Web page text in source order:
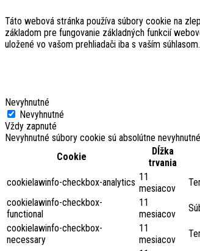
Táto webová stránka používa súbory cookie na
základom pre fungovanie základných funkcií
uložené vo vašom prehliadači iba s vaším
Nevyhnutné
Nevyhnutné
Vždy zapnuté
Nevyhnutné súbory cookie sú absolútne
Cookie
Dĺžka
trvania
cookielawinfo-checkbox-analytics 11
mesiacov
cookielawinfo-checkbox-
functional
11
mesiacov
cookielawinfo-checkbox-
necessary
11
mesiacov